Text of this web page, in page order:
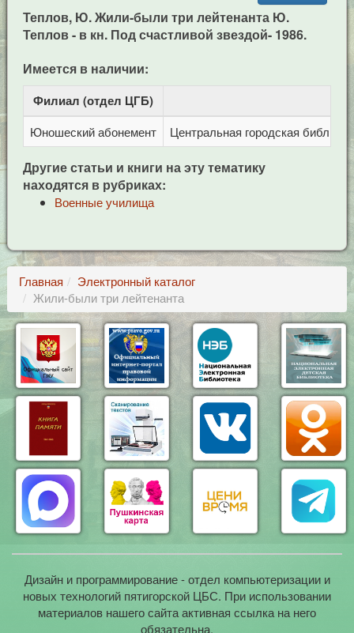
Теплов, Ю. Жили-были три лейтенанта Ю.
Теплов - в кн. Под счастливой звездой- 1986.
Имеется в наличии:
Филиал (отдел ЦГБ)
Юношеский абонемент Центральная городская
Другие статьи и книги на эту тематику
находятся в рубриках:
Военные училища
Главная
Электронный каталог
Жили-были три лейтенанта
Дизайн и программирование - отдел компьютеризации и
новых технологий пятигорской ЦБС. При использовании
материалов нашего сайта активная ссылка на него
обязательна.